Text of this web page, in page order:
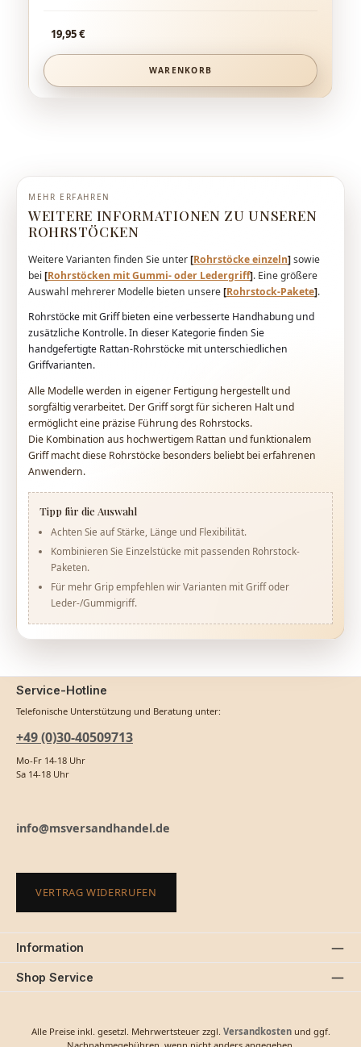
Wirkung variierbar durch Gummiring Länge: ca. 60 cm
19,95 €
WARENKORB
MEHR ERFAHREN
WEITERE INFORMATIONEN ZU UNSEREN
ROHRSTÖCKEN
Weitere Varianten finden Sie unter[Rohrstöcke einzeln]sowie
bei[Rohrstöcken mit Gummi- oder Ledergriff]. Eine größere
Auswahl mehrerer Modelle bieten unsere[Rohrstock-Pakete].
Rohrstöcke mit Griff bieten eine verbesserte Handhabung und
zusätzliche Kontrolle. In dieser Kategorie finden Sie
handgefertigte Rattan-Rohrstöcke mit unterschiedlichen
Griffvarianten.
Alle Modelle werden in eigener Fertigung hergestellt und
sorgfältig verarbeitet. Der Griff sorgt für sicheren Halt und
ermöglicht eine präzise Führung des Rohrstocks.
Die Kombination aus hochwertigem Rattan und funktionalem
Griff macht diese Rohrstöcke besonders beliebt bei erfahrenen
Anwendern.
Tipp für die Auswahl
Achten Sie auf Stärke, Länge und Flexibilität.
Kombinieren Sie Einzelstücke mit passenden Rohrstock-
Paketen.
Für mehr Grip empfehlen wir Varianten mit Griff oder
Leder-/Gummigriff.
Service-Hotline
Telefonische Unterstützung und Beratung unter:
+49 (0)30-40509713
Mo-Fr 14-18 Uhr
Sa 14-18 Uhr
info@msversandhandel.de
VERTRAG WIDERRUFEN
Information
Shop Service
Alle Preise inkl. gesetzl. Mehrwertsteuer zzgl. Versandkostenund ggf.